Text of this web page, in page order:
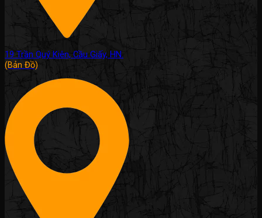
19 Trần Quý Kiên, Cầu Giấy, HN.
(Bản Đồ)